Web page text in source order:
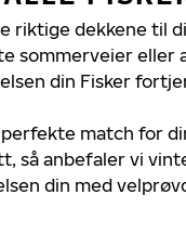
dekkene til
sommerveier eller
din Fisker
match for
så anbefaler vi
din med